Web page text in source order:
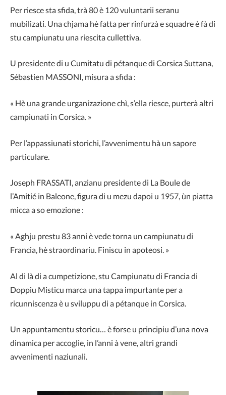
Per riesce sta sfida, trà 80 è 120 vuluntarii seranu
mubilizati. Una chjama hè fatta per rinfurzà e squadre è fà di
stu campiunatu una riescita cullettiva.
U presidente di u Cumitatu di pétanque di Corsica Suttana,
Sébastien MASSONI, misura a sfida :
« Hè una grande urganizazione chì, s’ella riesce, purterà altri
campiunati in Corsica. »
Per l’appassiunati storichi, l’avvenimentu hà un sapore
particulare.
Joseph FRASSATI, anzianu presidente di La Boule de
l’Amitié in Baleone, figura di u mezu dapoi u 1957, ùn piatta
micca a so emozione :
« Aghju prestu 83 anni è vede torna un campiunatu di
Francia, hè straordinariu. Finiscu in apoteosi. »
Al di là di a cumpetizione, stu Campiunatu di Francia di
Doppiu Misticu marca una tappa impurtante per a
ricunniscenza è u sviluppu di a pétanque in Corsica.
Un appuntamentu storicu… è forse u principiu d’una nova
dinamica per accoglie, in l’anni à vene, altri grandi
avvenimenti naziunali.